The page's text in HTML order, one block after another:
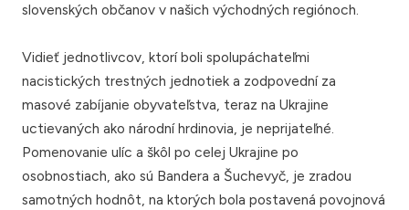
slovenských občanov v našich východných regiónoch.
Vidieť jednotlivcov, ktorí boli spolupáchateľmi
nacistických trestných jednotiek a zodpovední za
masové zabíjanie obyvateľstva, teraz na Ukrajine
uctievaných ako národní hrdinovia, je neprijateľné.
Pomenovanie ulíc a škôl po celej Ukrajine po
osobnostiach, ako sú Bandera a Šuchevyč, je zradou
samotných hodnôt, na ktorých bola postavená povojnová